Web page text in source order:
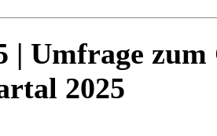
| Umfrage
2025